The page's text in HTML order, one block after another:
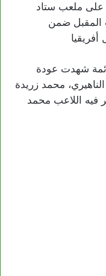
على ملعب ستاد
المقبل ضمن
شهدت عودة
محمد زريدة
فيه اللاعب محمد